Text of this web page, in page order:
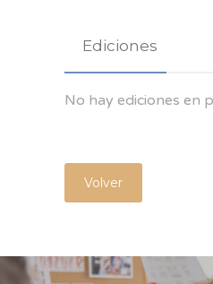
Ediciones
No hay ediciones en
Volver